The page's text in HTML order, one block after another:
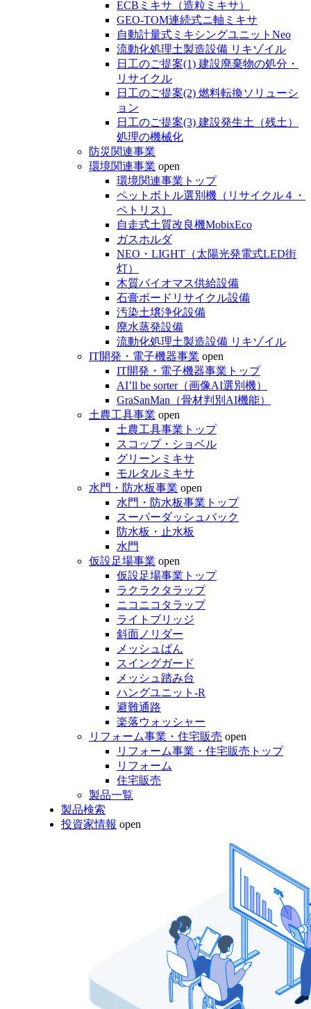
ECBミキサ（造粒ミキサ）
GEO-TOM連続式ニ軸ミキサ
自動計量式ミキシングユニットNeo
流動化処理土製造設備 リキゾイル
日工のご提案(1) 建設廃棄物の処分・
リサイクル
日工のご提案(2) 燃料転換ソリューシ
ョン
日工のご提案(3) 建設発生土（残土）
処理の機械化
防災関連事業
環境関連事業 open
環境関連事業トップ
ペットボトル選別機（リサイクル４・
ペトリス）
自走式土質改良機MobixEco
ガスホルダ
NEO・LIGHT（太陽光発電式LED街
灯）
木質バイオマス供給設備
石膏ボードリサイクル設備
汚染土壌浄化設備
廃水蒸発設備
流動化処理土製造設備 リキゾイル
IT開発・電子機器事業 open
IT開発・電子機器事業トップ
AI’ll be sorter（画像AI選別機）
GraSanMan（骨材判別AI機能）
土農工具事業 open
土農工具事業トップ
スコップ・ショベル
グリーンミキサ
モルタルミキサ
水門・防水板事業 open
水門・防水板事業トップ
スーパーダッシュバック
防水板・止水板
水門
仮設足場事業 open
仮設足場事業トップ
ラクラクタラップ
ニコニコタラップ
ライトブリッジ
斜面ノリダー
メッシュばん
スイングガード
メッシュ踏み台
ハングユニット-R
避難通路
楽落ウォッシャー
リフォーム事業・住宅販売 open
リフォーム事業・住宅販売トップ
リフォーム
住宅販売
製品一覧
製品検索
投資家情報 open